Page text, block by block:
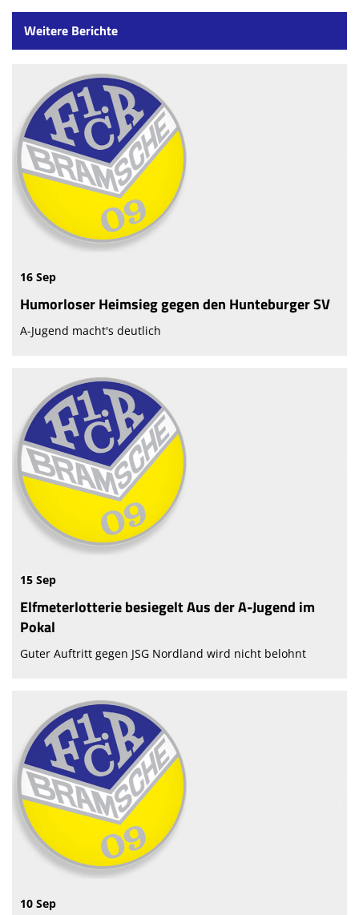
Weitere Berichte
16 Sep
Humorloser Heimsieg gegen den Hunteburger SV
A-Jugend macht's deutlich
15 Sep
Elfmeterlotterie besiegelt Aus der A-Jugend im
Pokal
Guter Auftritt gegen JSG Nordland wird nicht belohnt
10 Sep